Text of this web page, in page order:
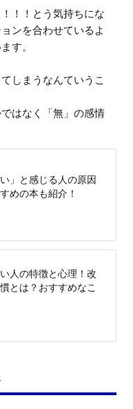
！！とう気持ちにな
ンを合わせているよ
す。
しまうなんていうこ
はなく「無」の感情
」と感じる人の原因
めの本も紹介！
人の特徴と心理！改
とは？おすすめなこ